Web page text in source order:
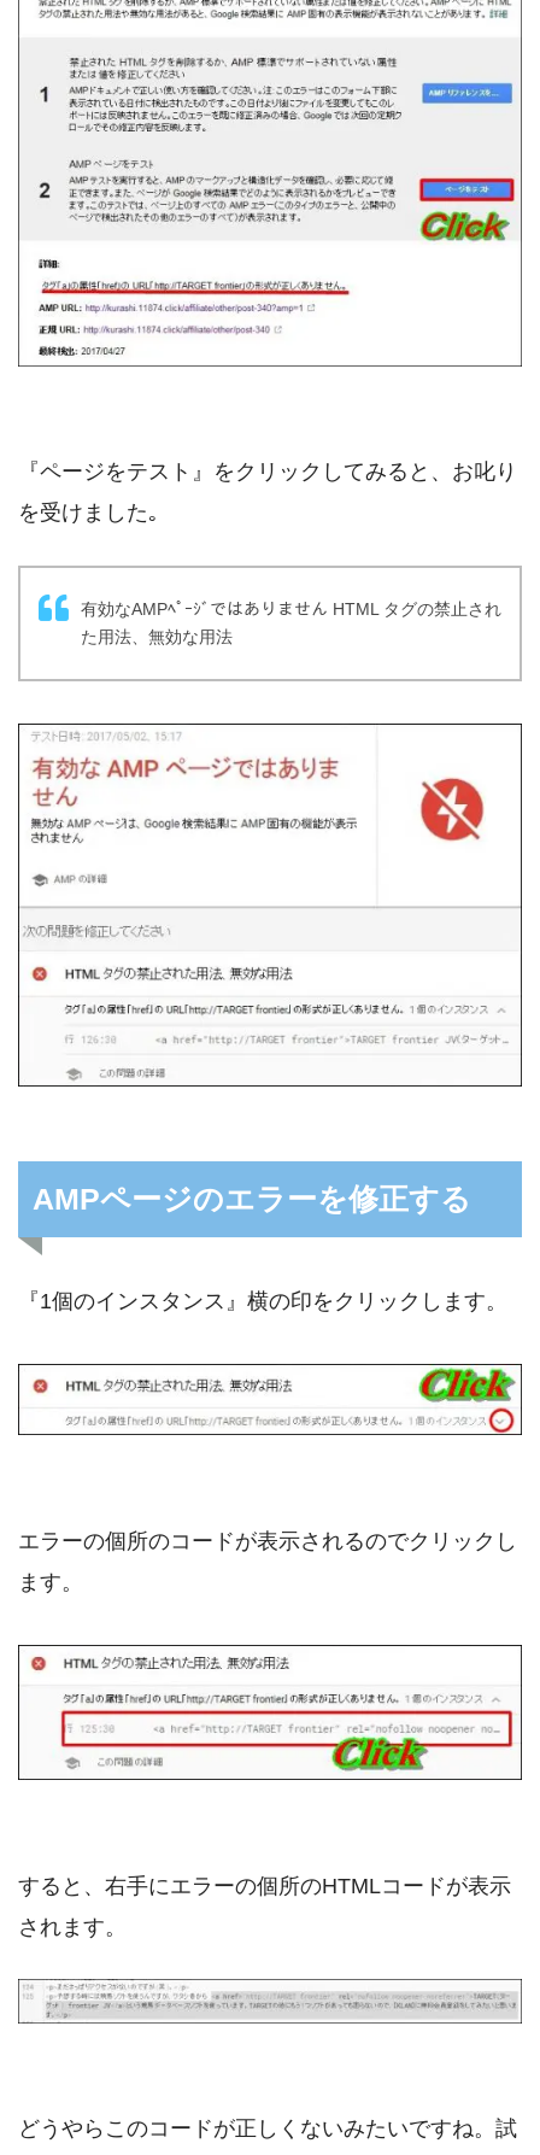
『ページをテスト』をクリックしてみると、お叱り
を受けました｡
有効なAMPﾍﾟｰｼﾞではありません HTML タグの禁止され
た用法、無効な用法
AMPページのエラーを修正する
『1個のインスタンス』横の印をクリックします。
エラーの個所のコードが表示されるのでクリックし
ます。
すると、右手にエラーの個所のHTMLコードが表示
されます。
どうやらこのコードが正しくないみたいですね。試